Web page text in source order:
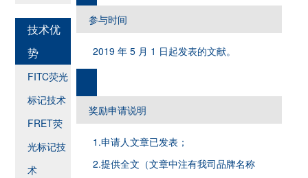
技术优
势
FITC荧光
标记技术
FRET荧
光标记技
术
参与时间
2019 年 5 月 1 日起发表的文献。
奖励申请说明
1.申请人文章已发表；
2.提供全文（文章中注有我司品牌名称